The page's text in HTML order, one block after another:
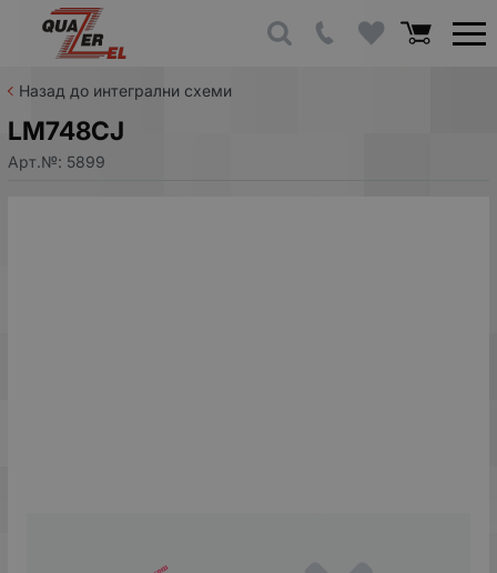
Назад до интегрални схеми
LM748CJ
Арт.№: 5899